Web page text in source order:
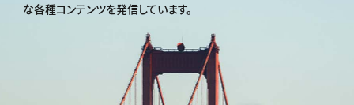
な各種コンテンツを発信しています。